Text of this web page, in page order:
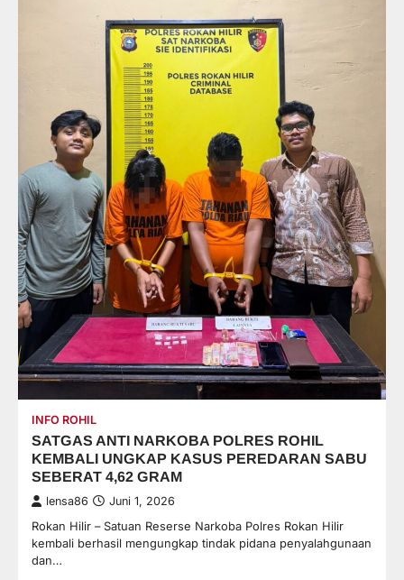
INFO ROHIL
SATGAS ANTI NARKOBA POLRES ROHIL
KEMBALI UNGKAP KASUS PEREDARAN SABU
SEBERAT 4,62 GRAM
lensa86 Juni 1, 2026
Rokan Hilir – Satuan Reserse Narkoba Polres Rokan Hilir
kembali berhasil mengungkap tindak pidana penyalahgunaan
dan…